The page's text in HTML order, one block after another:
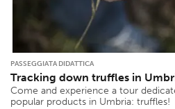
PASSEGGIATA DIDATTICA
Tracking down truffles in
Come and experience a tour
popular products in Umbria: truffles!